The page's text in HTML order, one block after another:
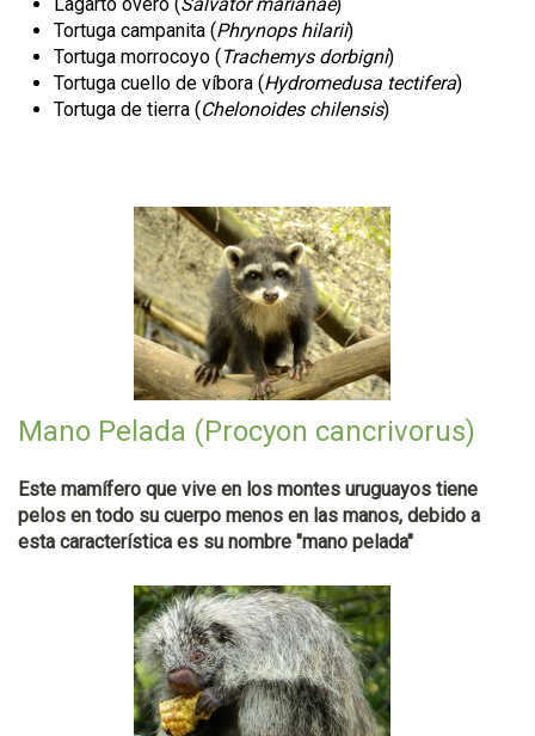
Tortuga campanita (Phrynops hilarii)
Tortuga morrocoyo (Trachemys dorbigni)
Tortuga cuello de víbora (Hydromedusa tectifera)
Tortuga de tierra (Chelonoides chilensis)
Mano Pelada (Procyon cancrivorus)
Este mamífero que vive en los montes uruguayos tiene
pelos en todo su cuerpo menos en las manos, debido a
esta característica es su nombre "mano pelada"